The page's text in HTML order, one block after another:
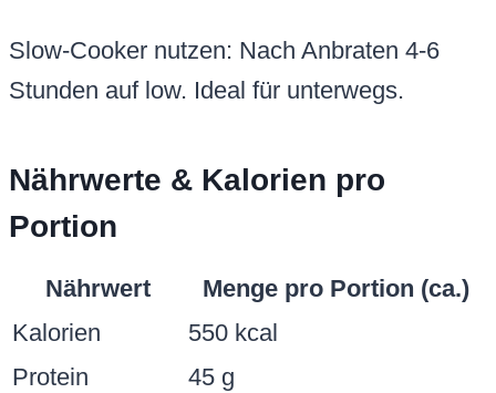
Slow-Cooker nutzen: Nach Anbraten 4-6
Stunden auf low. Ideal für unterwegs.
Nährwerte & Kalorien pro
Portion
Nährwert
Menge pro Portion (ca.)
Kalorien
550 kcal
Protein
45 g